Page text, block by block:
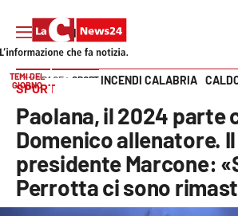
Cronaca
Politica
Vai
TEMI DEL
GIORNO
INCENDI CALABRIA
HOME PAGE SPORT
SPORT
Paolana, il 2024 parte
Domenico allenatore. Il
presidente Marcone:
Perrotta ci sono